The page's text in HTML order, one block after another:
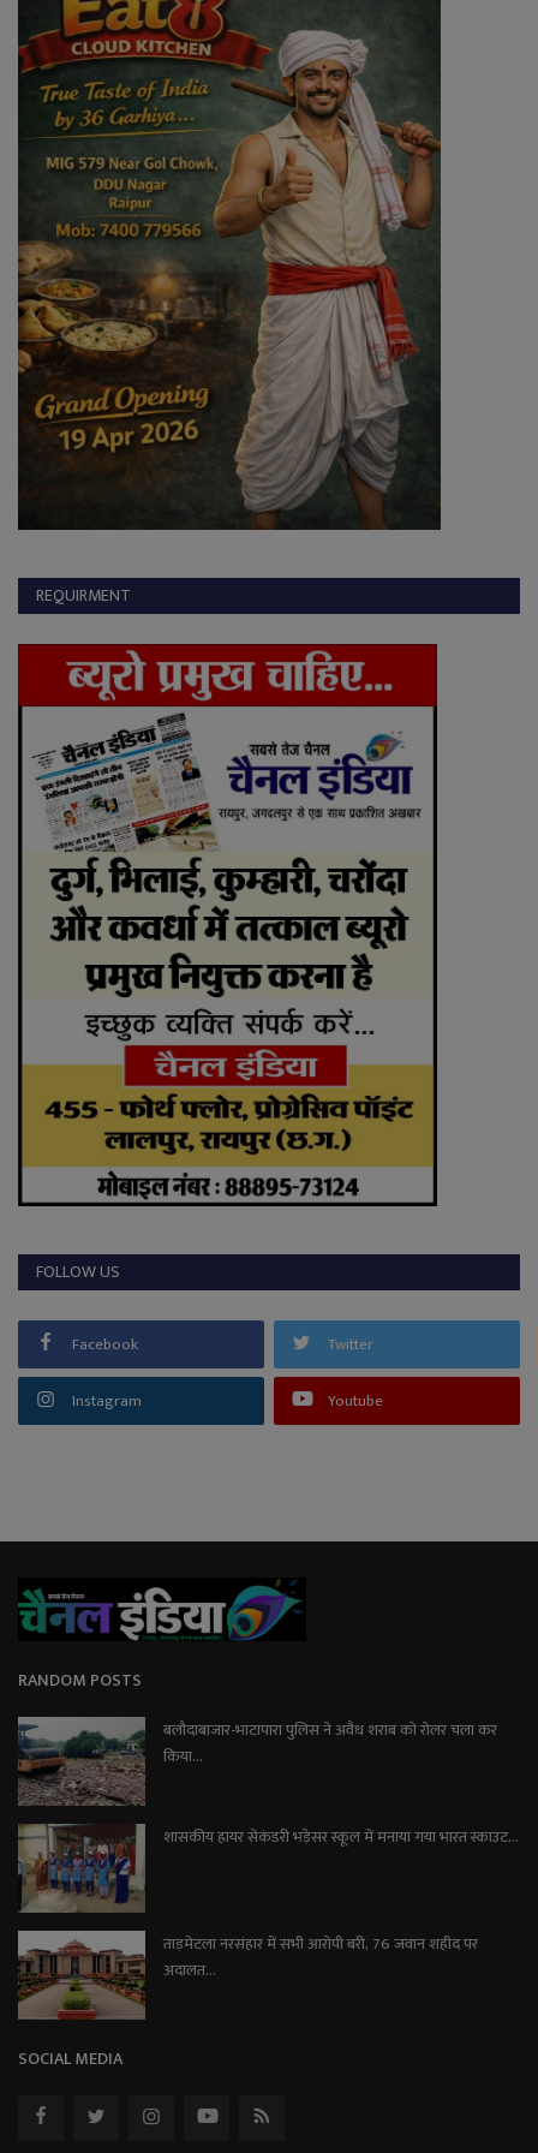
REQUIRMENT
FOLLOW US
Facebook Twitter
Instagram Youtube
RANDOM POSTS
बलौदाबाजार-भाटापारा पुलिस ने अवैध शराब को रोलर चला कर
किया...
शासकीय हायर सेकंडरी भड़ेसर स्कूल में मनाया गया भारत स्काउट...
ताड़मेटला नरसंहार में सभी आरोपी बरी, 76 जवान शहीद पर
अदालत...
SOCIAL MEDIA